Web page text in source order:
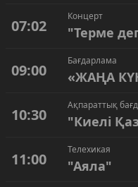
07:02
Концерт
"Терме
09:00
Бағдарлама
«ЖАҢА
10:30
Ақпараттық
"Киелі
11:00
Телехикая
"Аяла"